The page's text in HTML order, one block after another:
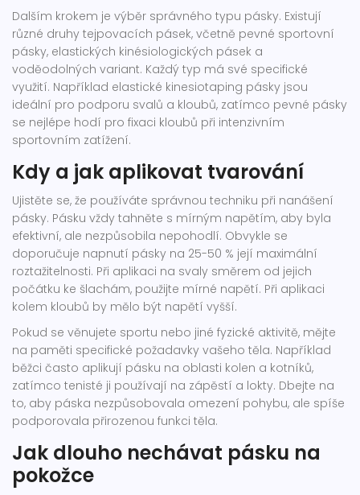
Dalším krokem je výběr správného typu pásky. Existují
různé druhy tejpovacích pásek, včetně pevné sportovní
pásky, elastických kinésiologických pásek a
voděodolných variant. Každý typ má své specifické
využití. Například elastické kinesiotaping pásky jsou
ideální pro podporu svalů a kloubů, zatímco pevné pásky
se nejlépe hodí pro fixaci kloubů při intenzivním
sportovním zatížení.
Kdy a jak aplikovat tvarování
Ujistěte se, že používáte správnou techniku při nanášení
pásky. Pásku vždy tahněte s mírným napětím, aby byla
efektivní, ale nezpůsobila nepohodlí. Obvykle se
doporučuje napnutí pásky na 25-50 % její maximální
roztažitelnosti. Při aplikaci na svaly směrem od jejich
počátku ke šlachám, použijte mírné napětí. Při aplikaci
kolem kloubů by mělo být napětí vyšší.
Pokud se věnujete sportu nebo jiné fyzické aktivitě, mějte
na paměti specifické požadavky vašeho těla. Například
běžci často aplikují pásku na oblasti kolen a kotníků,
zatímco tenisté ji používají na zápěstí a lokty. Dbejte na
to, aby páska nezpůsobovala omezení pohybu, ale spíše
podporovala přirozenou funkci těla.
Jak dlouho nechávat pásku na
pokožce